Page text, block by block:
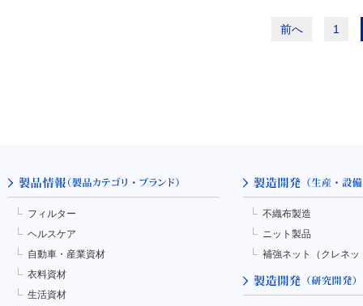
前へ 1
フィルター
ヘルスケア
自動車・産業資材
衣料資材
生活資材
不織布製造
ニット製品
補強ネット（クレネッ